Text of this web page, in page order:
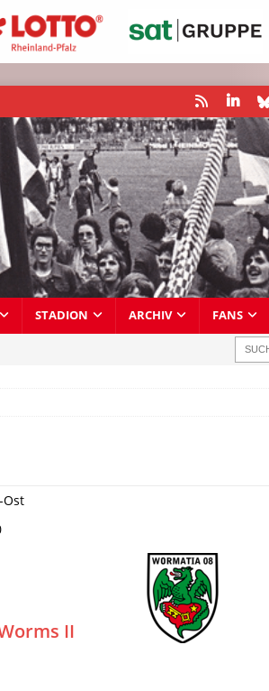
STADION ARCHIV FANS
Ost
II